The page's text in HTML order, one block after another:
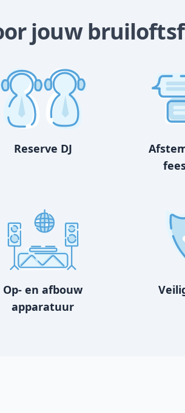
jouw
Reserve DJ
Op- en afbouw
apparatuur